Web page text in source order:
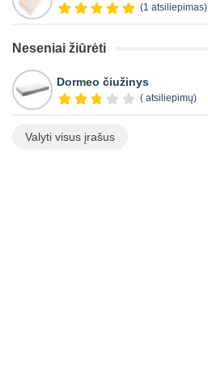
(1 atsiliepimas)
Neseniai žiūrėti
Dormeo čiužinys
( atsiliepimų)
Valyti visus įrašus